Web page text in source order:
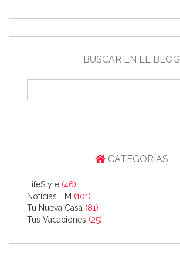
BUSCAR EN EL BLOG
CATEGORÍAS
LifeStyle (46)
Noticias TM (101)
Tu Nueva Casa (81)
Tus Vacaciones (25)